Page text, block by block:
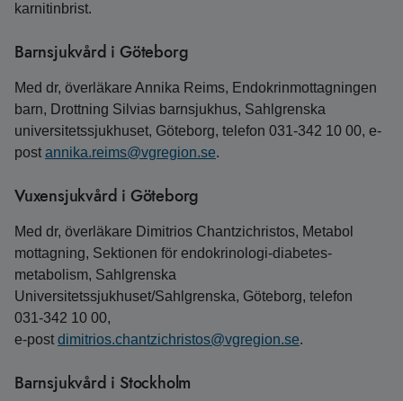
karnitinbrist.
Barnsjukvård i Göteborg
Med dr, överläkare Annika Reims, Endokrinmottagningen
barn, Drottning Silvias barnsjukhus, Sahlgrenska
universitetssjukhuset, Göteborg, telefon 031-342 10 00, e-
post annika.reims@vgregion.se.
Vuxensjukvård i Göteborg
Med dr, överläkare Dimitrios Chantzichristos, Metabol
mottagning, Sektionen för endokrinologi-diabetes-
metabolism, Sahlgrenska
Universitetssjukhuset/Sahlgrenska, Göteborg, telefon
031‑342 10 00,
e‑post dimitrios.chantzichristos@vgregion.se.
Barnsjukvård i Stockholm